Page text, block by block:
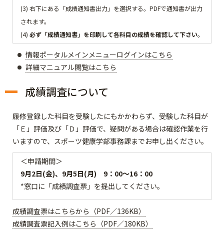
(3) 右下にある「成績通知書出力」を選択する。PDFで通知書が出力
されます。
(4) 必ず「成績通知書」を印刷して各科目の成績を確認して下さい。
情報ポータルメインメニューログインはこちら
詳細マニュアル閲覧はこちら
成績調査について
履修登録した科目を受験したにもかかわらず、受験した科目が
「Ｅ」評価及び「Ｄ」評価で、疑問がある場合は確認作業を行
いますので、スポーツ健康学部事務課までお申し出ください。
＜申請期間＞
9月2日(金)、9月5日(月) 9：00～16：00
*窓口に「成績調査票」を提出してください。
成績調査票はこちらから（PDF／136KB）
成績調査票記入例はこちら（PDF／180KB）